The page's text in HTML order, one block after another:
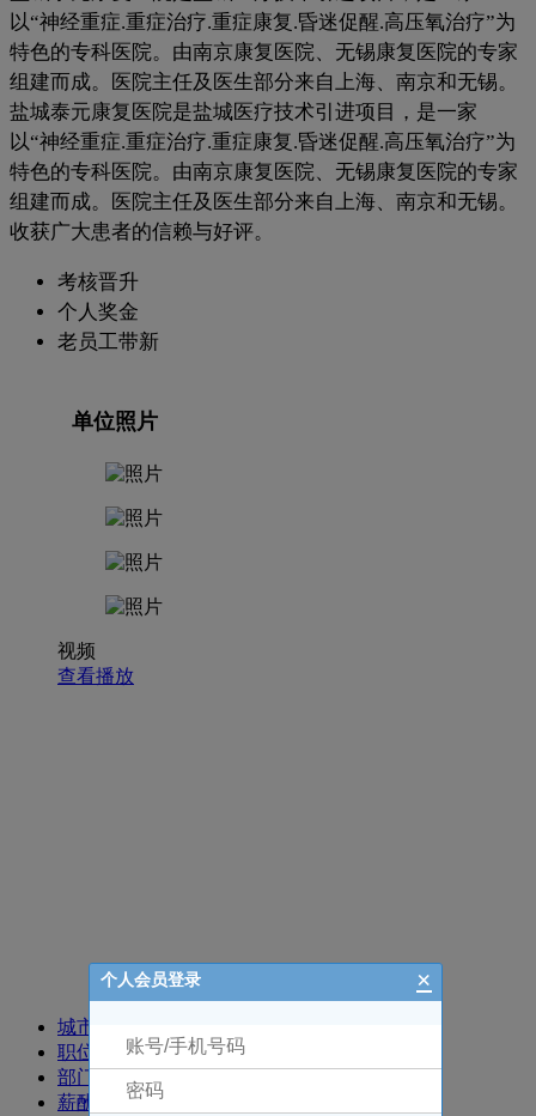
以“神经重症.重症治疗.重症康复.昏迷促醒.高压氧治疗”为
特色的专科医院。由南京康复医院、无锡康复医院的专家
组建而成。医院主任及医生部分来自上海、南京和无锡。
盐城泰元康复医院是盐城医疗技术引进项目，是一家
以“神经重症.重症治疗.重症康复.昏迷促醒.高压氧治疗”为
特色的专科医院。由南京康复医院、无锡康复医院的专家
组建而成。医院主任及医生部分来自上海、南京和无锡。
收获广大患者的信赖与好评。
考核晋升
个人奖金
老员工带新
单位照片
视频
查看播放
招聘职位
城市
职位
部门
薪酬
个人会员登录 ×